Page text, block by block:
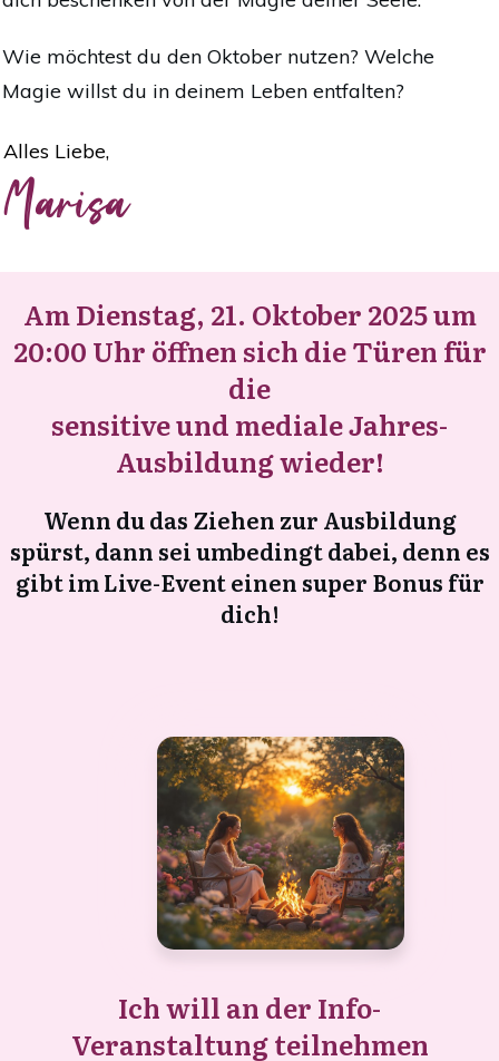
Wie möchtest du den Oktober nutzen? Welche
Magie willst du in deinem Leben entfalten?
Alles Liebe,
Marisa
Am Dienstag, 21. Oktober 2025 um
20:00 Uhr öffnen sich die Türen für
die
sensitive und mediale Jahres-
Ausbildung wieder!
Wenn du das Ziehen zur Ausbildung
spürst, dann sei umbedingt dabei, denn es
gibt im Live-Event einen super Bonus für
dich!
Ich will an der Info-
Veranstaltung teilnehmen